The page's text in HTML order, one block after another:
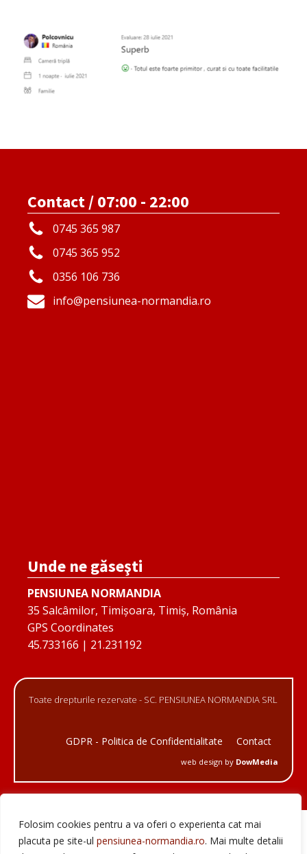
Folosim cookies pentru a va oferi o experienta cat mai
placuta pe site-ul pensiunea-normandia.ro. Mai multe detalii
Contact / 07:00 - 22:00
0745 365 987
0745 365 952
0356 106 736
info@pensiunea-normandia.ro
Unde ne găseşti
PENSIUNEA NORMANDIA
35 Salcâmilor, Timișoara, Timiș, România
GPS Coordinates
45.733166 | 21.231192
Toate drepturile rezervate - SC. PENSIUNEA NORMANDIA SRL
GDPR - Politica de Confidentialitate Contact
web design by DowMedia